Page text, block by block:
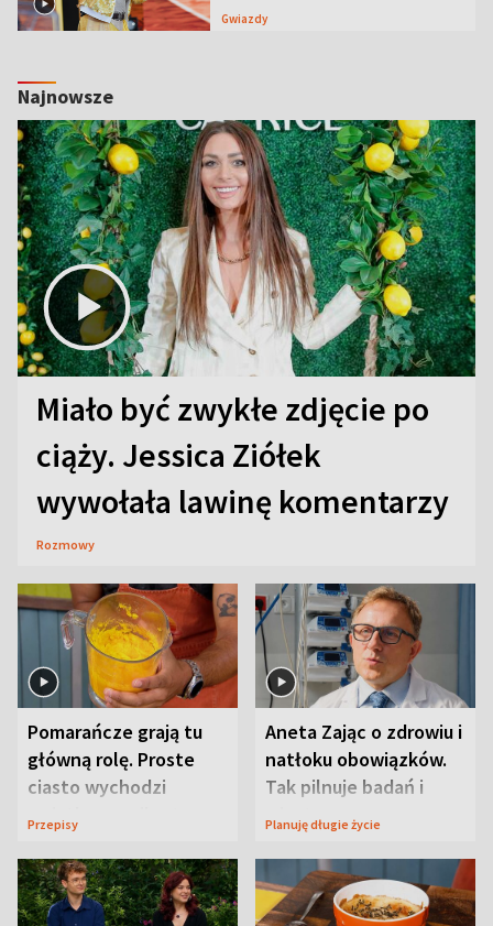
Gwiazdy
Najnowsze
Miało być zwykłe zdjęcie po
ciąży. Jessica Ziółek
wywołała lawinę komentarzy
Rozmowy
Pomarańcze grają tu
główną rolę. Proste
ciasto wychodzi
wyjątkowo wilgotne
Przepisy
Aneta Zając o zdrowiu i
natłoku obowiązków.
Tak pilnuje badań i
wizyt
Planuję długie życie